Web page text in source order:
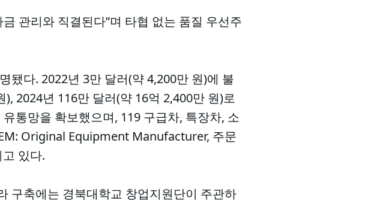
관리와 직결된다”며 타협 없는 품질 우선주
됐다. 2022년 3만 달러(약 4,200만 원)에 불
2024년 116만 달러(약 16억 2,400만 원)로
통망을 확보했으며, 119 구급차, 특장차, 소
Original Equipment Manufacturer, 주문
있다.
구축에는 경북대학교 창업지원단이 주관하